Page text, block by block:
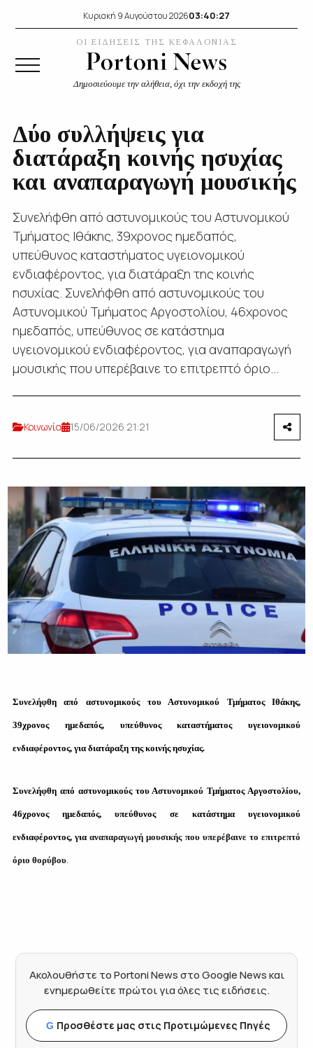
Κυριακή 9 Αυγούστου 202603:40:27
ΟΙ ΕΙΔΗΣΕΙΣ ΤΗΣ ΚΕΦΑΛΟΝΙΑΣ
Δημοσιεύουμε την αλήθεια, όχι την εκδοχή της
Δύο συλλήψεις για
διατάραξη κοινής ησυχίας
και αναπαραγωγή μουσικής
Συνελήφθη από αστυνομικούς του Αστυνομικού
Τμήματος Ιθάκης, 39χρονος ημεδαπός,
υπεύθυνος καταστήματος υγειονομικού
ενδιαφέροντος, για διατάραξη της κοινής
ησυχίας. Συνελήφθη από αστυνομικούς του
Αστυνομικού Τμήματος Αργοστολίου, 46χρονος
ημεδαπός, υπεύθυνος σε κατάστημα
υγειονομικού ενδιαφέροντος, για αναπαραγωγή
μουσικής που υπερέβαινε το επιτρεπτό όριο...
Κοινωνία 15/06/2026 21:21
Συνελήφθη από αστυνομικούς του Αστυνομικού Τμήματος Ιθάκης,
39χρονος ημεδαπός, υπεύθυνος καταστήματος υγειονομικού
ενδιαφέροντος, για διατάραξη της κοινής ησυχίας.
Συνελήφθη από αστυνομικούς του Αστυνομικού Τμήματος Αργοστολίου,
46χρονος ημεδαπός, υπεύθυνος σε κατάστημα υγειονομικού
ενδιαφέροντος, γιααναπαραγωγή μουσικής που υπερέβαινε το επιτρεπτό
όριο θορύβου.
Ακολουθήστε το Portoni News στο Google News και
ενημερωθείτε πρώτοι για όλες τις ειδήσεις.
G Προσθέστε μας στις Προτιμώμενες Πηγές